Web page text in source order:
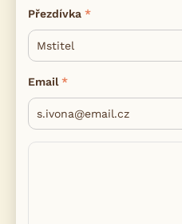
Přezdívka
Email